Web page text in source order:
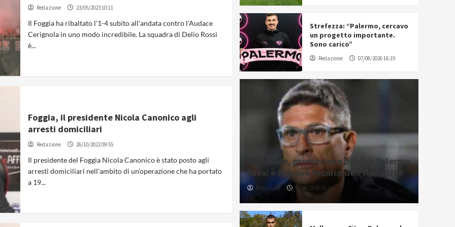
Redazione 23/05/2023 10:11
Il Foggia ha ribaltato l'1-4 subito all'andata contro l'Audace
Cerignola in uno modo incredibile. La squadra di Delio Rossi
è...
Foggia, il presidente Nicola Canonico agli
arresti domiciliari
Redazione 26/10/2022 09:55
Il presidente del Foggia Nicola Canonico è stato posto agli
arresti domiciliari nell'ambito di un'operazione che ha portato
a 19...
Strefezza: “Palermo, cercavo
un progetto importante.
Sono carico”
Redazione 07/08/2026 16:19
Nazionale, promozione per l’ex Palermo
Favo: è il nuovo tecnico dell’Italia U19
Redazione 07/08/2026 20:12